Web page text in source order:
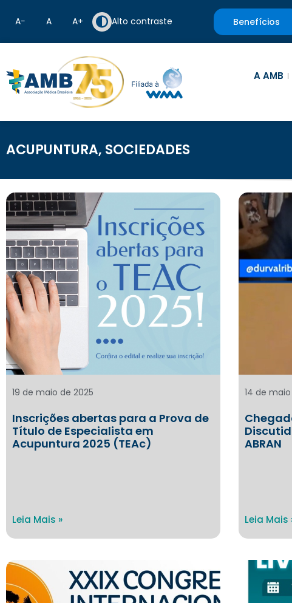
A− A A+ Alto contraste Benefícios
A AMB
ACUPUNTURA, SOCIEDADES
Inscrições abertas para a Prova de
Título de Especialista em
Acupuntura 2025 (TEAc)
19 de maio de 2025
Leia Mais »
ABRAN
14 de
Leia Mais